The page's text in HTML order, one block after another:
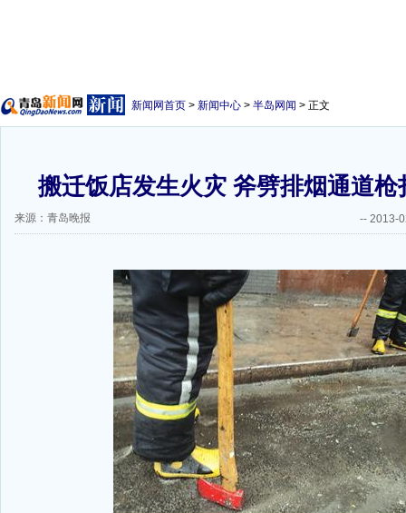
新闻网首页 > 新闻中心 > 半岛网闻 > 正文
搬迁饭店发生火灾 斧劈排烟通道枪
来源：青岛晚报 -- 2013-